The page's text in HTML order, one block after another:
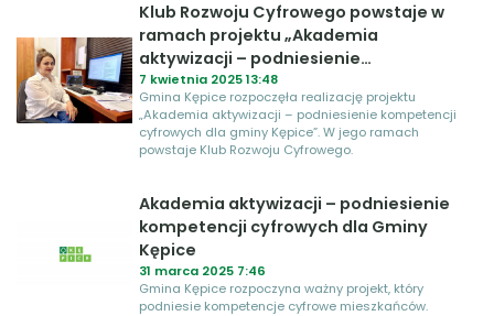
Klub Rozwoju Cyfrowego powstaje w
ramach projektu „Akademia
aktywizacji – podniesienie
kompetencji cyfrowych dla gminy
Kępice”
7 kwietnia 2025 13:48
Gmina Kępice rozpoczęła realizację projektu
„Akademia aktywizacji – podniesienie kompetencji
cyfrowych dla gminy Kępice”. W jego ramach
powstaje Klub Rozwoju Cyfrowego.
Akademia aktywizacji – podniesienie
kompetencji cyfrowych dla Gminy
Kępice
31 marca 2025 7:46
Gmina Kępice rozpoczyna ważny projekt, który
podniesie kompetencje cyfrowe mieszkańców.